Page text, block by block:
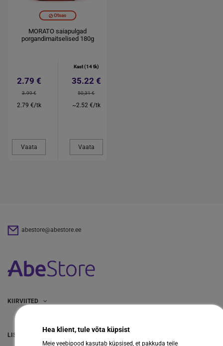
Otsas
MORATO saiapulgad
porgandimaitselised 180g
2.79 €
3.99 €
2.79 €/tk
Vaata
Kast (14 tk)
35.22 €
50,31 €
~2.52 €/tk
Vaata
abestore@abestore.ee
KIIRVIITED
LISAINFO
Hea klient, tule võta küpsist
Meie veebipood kasutab küpsised, et pakkuda teile